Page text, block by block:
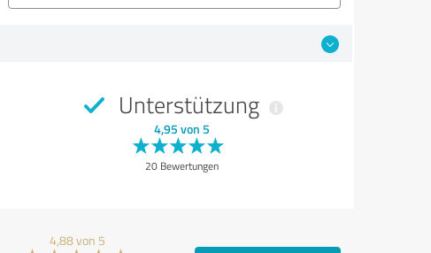
Unterstützung
4,95 von 5
20 Bewertungen
4,88 von 5